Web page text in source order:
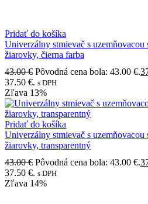
Pridať do košíka
Univerzálny stmievač s
žiarovky, čierna farba
43.00€ Pôvodná cena bola: 43.00 €.
37.50 €. s DPH
Zľava 13%
Pridať do košíka
Univerzálny stmievač s
žiarovky, transparentný
43.00€ Pôvodná cena bola: 43.00 €.
37.50 €. s DPH
Zľava 14%